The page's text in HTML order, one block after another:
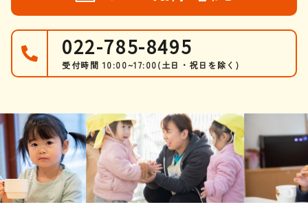
022-785-8495
受付時間 10:00~17:00(土日・祝日を除く)